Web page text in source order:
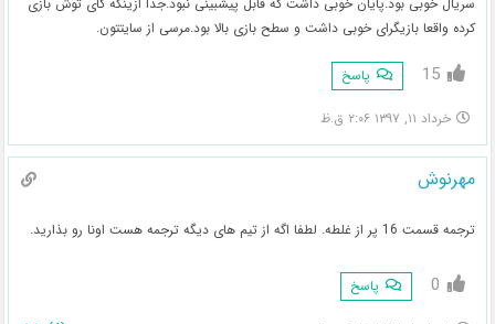
کرده واقعا بازیگرای خوبی داشت و سطح بازی بالا بود.مرسی از سایتتون.
15 پاسخ
خرداد ۱۱, ۱۳۹۷ ۲:۰۶ ق.ظ
مهرنوش
ترجمه قسمت 16 پر از غلطه. لطفا اگه از تیم های دیگه ترجمه هست اونا رو بذارید.
0 پاسخ